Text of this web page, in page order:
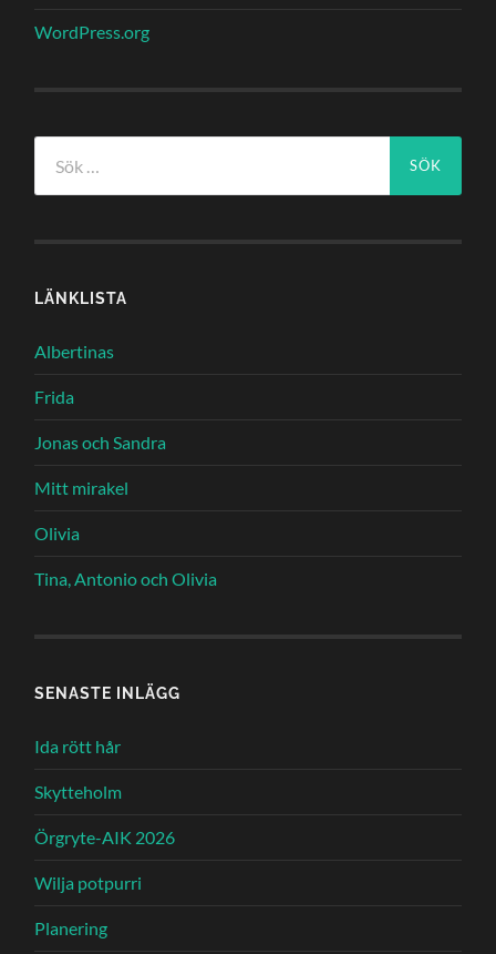
WordPress.org
efter:
LÄNKLISTA
Albertinas
Frida
Jonas och Sandra
Mitt mirakel
Olivia
Tina, Antonio och Olivia
SENASTE INLÄGG
Ida rött hår
Skytteholm
Örgryte-AIK 2026
Wilja potpurri
Planering